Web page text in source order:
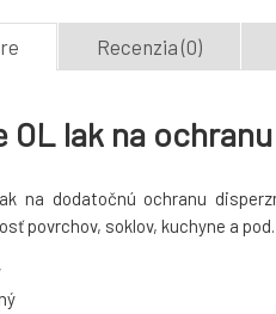
Recenzia (0)
OL lak na
na dodatočnú ochranu
povrchov, soklov, kuchyne a pod.